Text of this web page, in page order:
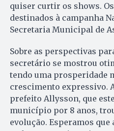
quiser curtir os shows.
destinados à campanha
Secretaria Municipal de
Sobre as perspectivas
secretário se mostrou
tendo uma prosperidade
crescimento expressivo.
prefeito Allysson, que
município por 8 anos,
evolução. Esperamos